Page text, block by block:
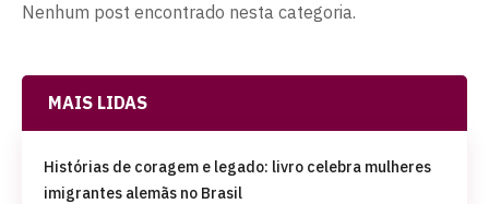
Nenhum post encontrado nesta categoria.
MAIS LIDAS
Histórias de coragem e legado: livro celebra mulheres
imigrantes alemãs no Brasil